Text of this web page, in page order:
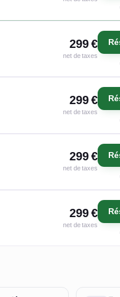
299 €
net de taxes
299 €
net de taxes
299 €
net de taxes
299 €
net de taxes